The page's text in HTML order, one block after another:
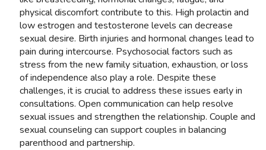
physical discomfort contribute to this. High prolactin and
low estrogen and testosterone levels can decrease
sexual desire. Birth injuries and hormonal changes lead to
pain during intercourse. Psychosocial factors such as
stress from the new family situation, exhaustion, or loss
of independence also play a role. Despite these
challenges, it is crucial to address these issues early in
consultations. Open communication can help resolve
sexual issues and strengthen the relationship. Couple and
sexual counseling can support couples in balancing
parenthood and partnership.